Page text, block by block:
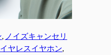
, ノイズキャンセリ
ヤレスイヤホン